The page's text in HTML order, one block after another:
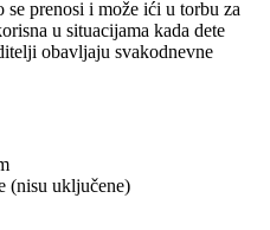
prenosi i može ići u torbu za
u situacijama kada dete
obavljaju svakodnevne
(nisu uključene)